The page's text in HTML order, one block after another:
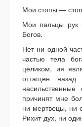
Мои стопы —
Мои пальцы
Богов.
Нет ни одной
частью тела
целиком, ия
оттащен
причинят мне
ни мертвецы, ни
Рихит-дух, ни